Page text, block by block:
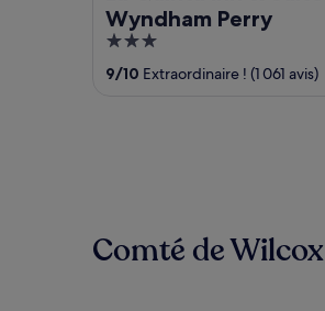
Wyndham Perry
3
out
of
9/10 Extraordinaire ! (1 061 avis)
Comté de